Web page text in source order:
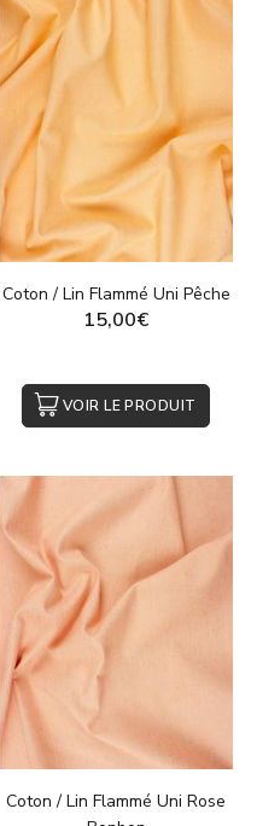
Coton / Lin Flammé Uni Pêche
15,00€
VOIR LE PRODUIT
Coton / Lin Flammé Uni Rose